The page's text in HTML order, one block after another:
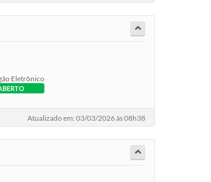
Eletrônico
Atualizado em: 03/03/2026 às 08h38